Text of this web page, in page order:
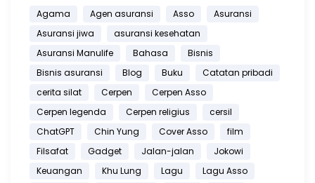
Agama Agen asuransi Asso
Asuransi
Asuransi jiwa
asuransi kesehatan
Asuransi Manulife
Bahasa
Bisnis
Bisnis asuransi
Blog Buku
Catatan pribadi
cerita silat
Cerpen
Cerpen Asso
Cerpen legenda
Cerpen religius
cersil
ChatGPT
Chin Yung Cover Asso
film
Filsafat
Gadget Jalan-jalan
Jokowi
Keuangan
Khu Lung Lagu
Lagu Asso